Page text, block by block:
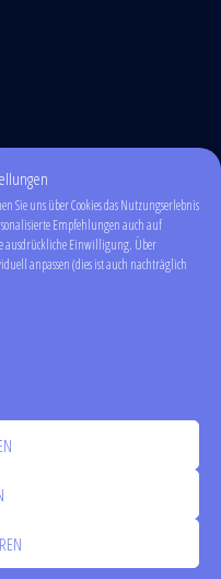
Sie uns über Cookies das Nutzungserlebnis
Empfehlungen auch auf
ausdrückliche Einwilligung. Über
anpassen (dies ist auch nachträglich